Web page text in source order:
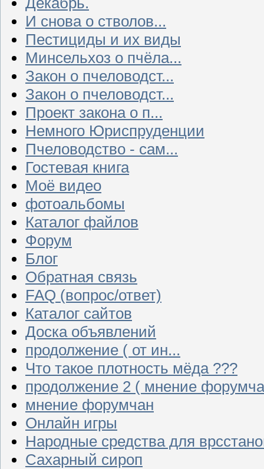
И снова о стволов...
Пестициды и их виды
Минсельхоз о пчёла...
Закон о пчеловодст...
Закон о пчеловодст...
Проект закона о п...
Немного Юриспруденции
Пчеловодство - сам...
Гостевая книга
Моё видео
фотоальбомы
Каталог файлов
Форум
Блог
Обратная связь
FAQ (вопрос/ответ)
Каталог сайтов
Доска объявлений
продолжение ( от ин...
Что такое плотность мёда ???
продолжение 2 ( мнение
мнение форумчан
Онлайн игры
Народные средства для
Сахарный сироп